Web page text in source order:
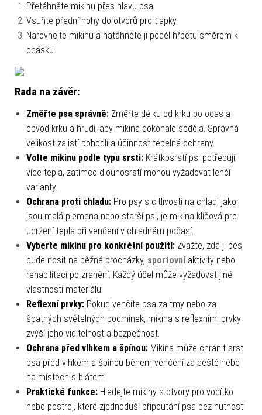
Přetáhněte mikinu přes hlavu psa.
Vsuňte přední nohy do otvorů pro tlapky.
Narovnejte mikinu a natáhněte ji podél hřbetu směrem k
ocásku.
Rada na závěr:
Změřte psa správně: Změřte délku od krku po ocas a
obvod krku a hrudi, aby mikina dokonale seděla. Správná
velikost zajistí pohodlí a účinnost tepelné ochrany.
Volte mikinu podle typu srsti: Krátkosrstí psi potřebují
více tepla, zatímco dlouhosrstí mohou vyžadovat lehčí
varianty.
Ochrana proti chladu: Pro psy s citlivostí na chlad, jako
jsou malá plemena nebo starší psi, je mikina klíčová pro
udržení tepla při venčení v chladném počasí.
Vyberte mikinu pro konkrétní použití: Zvažte, zda ji pes
bude nosit na běžné procházky, sportovníaktivity nebo
rehabilitaci po zranění. Každý účel může vyžadovat jiné
vlastnosti materiálu.
Reflexní prvky: Pokud venčíte psa za tmy nebo za
špatných světelných podmínek, mikina s reflexními prvky
zvýší jeho viditelnost a bezpečnost.
Ochrana před vlhkem a špínou: Mikina může chránit srst
psa před vlhkem a špínou během venčení za deště nebo
na místech s blátem
Praktické funkce: Hledejte mikiny s otvory pro vodítko
nebo postroj, které zjednoduší připoutání psa bez nutnosti